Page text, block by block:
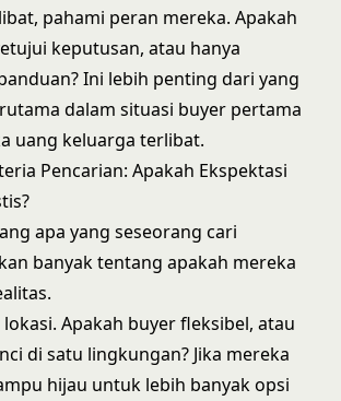
pahami peran mereka. Apakah
keputusan, atau hanya
Ini lebih penting dari yang
dalam situasi buyer pertama
uang keluarga terlibat.
Pencarian: Apakah Ekspektasi
apa yang seseorang cari
banyak tentang apakah mereka
Apakah buyer fleksibel, atau
di satu lingkungan? Jika mereka
hijau untuk lebih banyak opsi